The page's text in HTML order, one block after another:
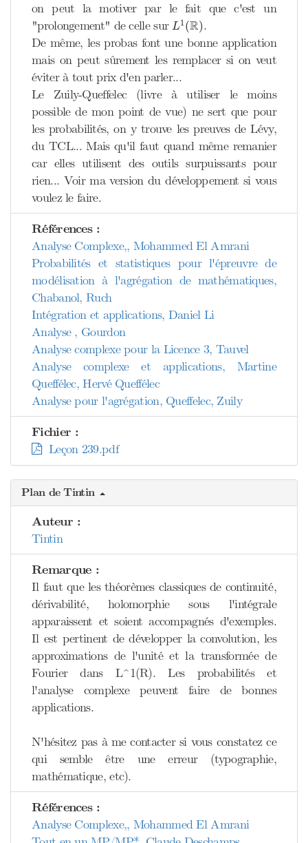
on peut la motiver par le fait que c'est un
"prolongement" de celle surL1(R)
L 1 (R) .
De même, les probas font une bonne application
mais on peut sûrement les remplacer si on veut
éviter à tout prix d'en parler...
Le Zuily-Queffelec (livre à utiliser le moins
possible de mon point de vue) ne sert que pour
les probabilités, on y trouve les preuves de Lévy,
du TCL... Mais qu'il faut quand même remanier
car elles utilisent des outils surpuissants pour
rien... Voir ma version du développement si vous
voulez le faire.
Références :
Analyse Complexe,, Mohammed El Amrani
Probabilités et statistiques pour l'épreuvre de
modélisation à l'agrégation de mathématiques,
Chabanol, Ruch
Intégration et applications, Daniel Li
Analyse , Gourdon
Analyse complexe pour la Licence 3, Tauvel
Analyse complexe et applications, Martine
Queffélec, Hervé Queffélec
Analyse pour l'agrégation, Queffelec, Zuily
Fichier :
Leçon 239.pdf
Plan de Tintin
Auteur :
Tintin
Remarque :
Il faut que les théorèmes classiques de continuité,
dérivabilité, holomorphie sous l'intégrale
apparaissent et soient accompagnés d'exemples.
Il est pertinent de développer la convolution, les
approximations de l'unité et la transformée de
Fourier dans L^1(R). Les probabilités et
l'analyse complexe peuvent faire de bonnes
applications.
N'hésitez pas à me contacter si vous constatez ce
qui semble être une erreur (typographie,
mathématique, etc).
Références :
Analyse Complexe,, Mohammed El Amrani